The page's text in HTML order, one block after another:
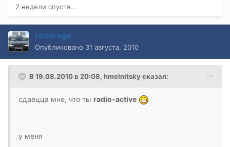
2 недели спустя...
roadrage
Опубликовано 31 августа, 2010
В 19.08.2010 в 20:08, hmelnitsky сказал:
сдаецца мне, что ты radio-active
у меня